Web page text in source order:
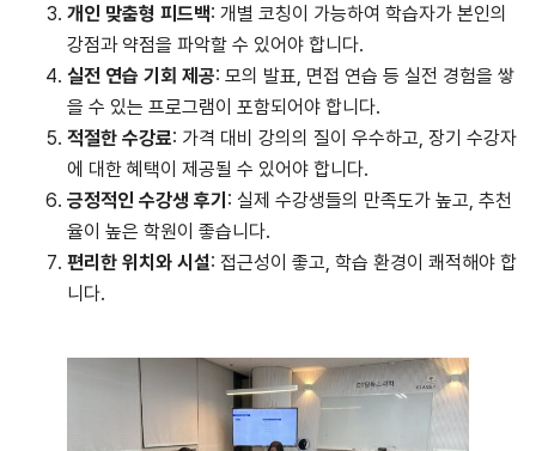
개인 맞춤형 피드백: 개별 코칭이 가능하여 학습자가 본인의
강점과 약점을 파악할 수 있어야 합니다.
실전 연습 기회 제공: 모의 발표, 면접 연습 등 실전 경험을 쌓
을 수 있는 프로그램이 포함되어야 합니다.
적절한 수강료: 가격 대비 강의의 질이 우수하고, 장기 수강자
에 대한 혜택이 제공될 수 있어야 합니다.
긍정적인 수강생 후기 : 실제 수강생들의 만족도가 높고, 추천
율이 높은 학원이 좋습니다.
편리한 위치와 시설: 접근성이 좋고, 학습 환경이 쾌적해야 합
니다.